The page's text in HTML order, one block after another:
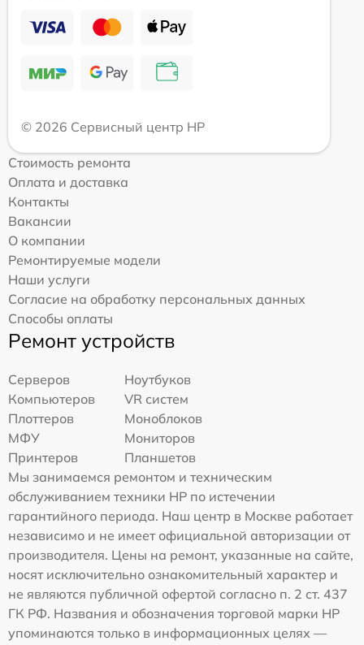
© 2026 Сервисный центр HP
Стоимость ремонта
Оплата и доставка
Контакты
Вакансии
О компании
Ремонтируемые модели
Наши услуги
Согласие на обработку персональных данных
Способы оплаты
Ремонт устройств
Серверов
Ноутбуков
Компьютеров
VR систем
Плоттеров
Моноблоков
МФУ
Мониторов
Принтеров
Планшетов
Мы занимаемся ремонтом и техническим
обслуживанием техники HP по истечении
гарантийного периода. Наш центр в Москве работает
независимо и не имеет официальной авторизации от
производителя. Цены на ремонт, указанные на сайте,
носят исключительно ознакомительный характер и
не являются публичной офертой согласно п. 2 ст. 437
ГК РФ. Названия и обозначения торговой марки HP
упоминаются только в информационных целях —